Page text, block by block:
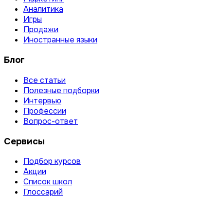
Аналитика
Игры
Продажи
Иностранные языки
Блог
Все статьи
Полезные подборки
Интервью
Профессии
Вопрос-ответ
Сервисы
Подбор курсов
Акции
Список школ
Глоссарий